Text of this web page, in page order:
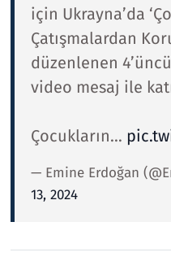
için Ukrayna’da
Çatışmalardan
düzenlenen
video mesaj ile
Çocukların…
— Emine Erdoğan
13, 2024